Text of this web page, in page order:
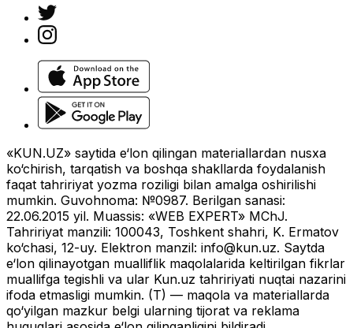
«KUN.UZ» saytida e‘lon qilingan materiallardan nusxa
ko‘chirish, tarqatish va boshqa shakllarda foydalanish
faqat tahririyat yozma roziligi bilan amalga oshirilishi
mumkin. Guvohnoma: №0987. Berilgan sanasi:
22.06.2015 yil. Muassis: «WEB EXPERT» MChJ.
Tahririyat manzili: 100043, Toshkent shahri, K. Ermatov
ko‘chasi, 12-uy. Elektron manzil: info@kun.uz. Saytda
e‘lon qilinayotgan mualliflik maqolalarida keltirilgan fikrlar
muallifga tegishli va ular Kun.uz tahririyati nuqtai nazarini
ifoda etmasligi mumkin. (T) — maqola va materiallarda
qo‘yilgan mazkur belgi ularning tijorat va reklama